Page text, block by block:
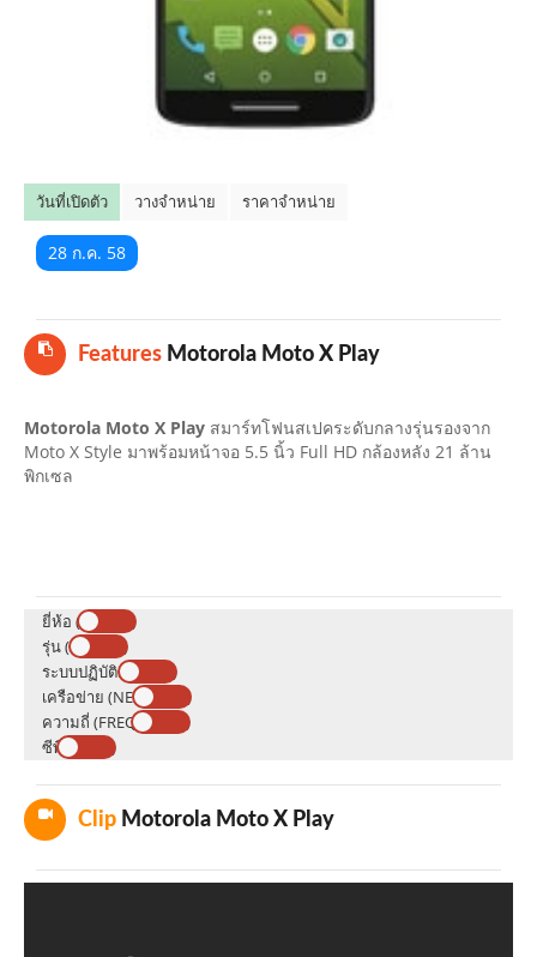
TOP 10 ข่าวมือถือ
TOP 10 มือถือยอดนิยม
CLOSE
วันที่เปิดตัว วางจำหน่าย ราคาจำหน่าย
28 ก.ค. 58
Features Motorola Moto X Play
Motorola Moto X Play สมาร์ทโฟนสเปคระดับกลางรุ่นรองจาก
Moto X Style มาพร้อมหน้าจอ 5.5 นิ้ว Full HD กล้องหลัง 21 ล้าน
พิกเซล
ยี่ห้อ (BRAND)
รุ่น (MODEL)
ระบบปฏิบัติการ (OS)
เครือข่าย (NETWORK)
ความถี่ (FREQUENCY)
ซีพียู (CPU)
Clip Motorola Moto X Play